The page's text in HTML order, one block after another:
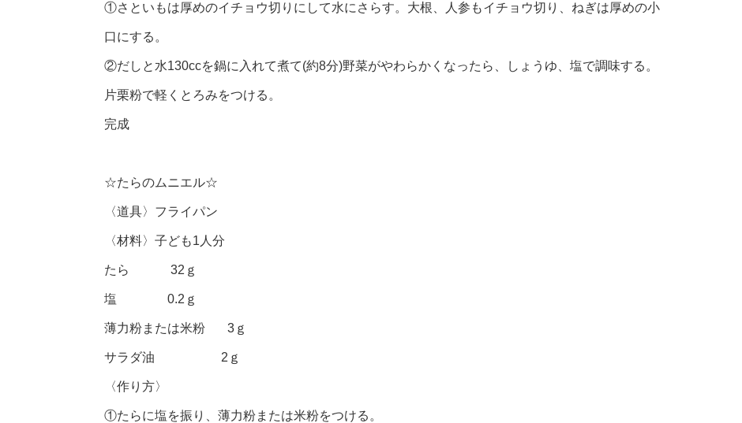
①さといもは厚めのイチョウ切りにして水にさらす。大根、人参もイチョウ切り、ねぎは厚めの小
口にする。
②だしと水130ccを鍋に入れて煮て(約8分)野菜がやわらかくなったら、しょうゆ、塩で調味する。
片栗粉で軽くとろみをつける。
完成
☆たらのムニエル☆
〈道具〉フライパン
〈材料〉子ども1人分
たら 32ｇ
塩 0.2ｇ
薄力粉または米粉 3ｇ
サラダ油 2ｇ
〈作り方〉
①たらに塩を振り、薄力粉または米粉をつける。